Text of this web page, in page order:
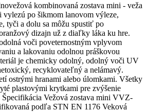
kombinovaná zostava mini - veža
vylezú po šikmom lanovom výleze,
tyči a dolu sa môžu spustiť po
dizajn už z diaľky láka ku hre.
voči poveternostným vplyvom
a lakovaniu odolnou práškovou
je chemicky odolný, odolný voči UV
recyklovateľný a nelámavý.
ostrými hranami alebo úlomkami. Všetky
plastovými krytkami pre zvýšenie
Špecifikácia Vežová zostava mini VVZ-
podľa STN EN 1176 Veková